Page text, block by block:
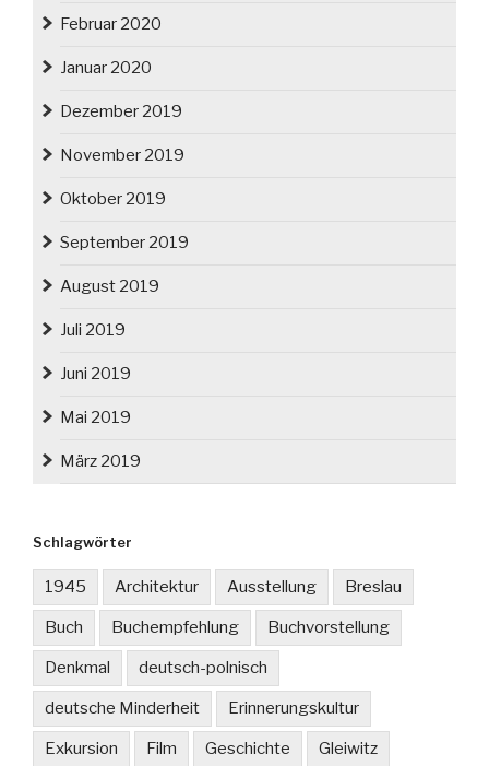
Februar 2020
Januar 2020
Dezember 2019
November 2019
Oktober 2019
September 2019
August 2019
Juli 2019
Juni 2019
Mai 2019
März 2019
Schlagwörter
1945 Architektur Ausstellung Breslau
Buch Buchempfehlung Buchvorstellung
Denkmal deutsch-polnisch
deutsche Minderheit Erinnerungskultur
Exkursion Film Geschichte Gleiwitz